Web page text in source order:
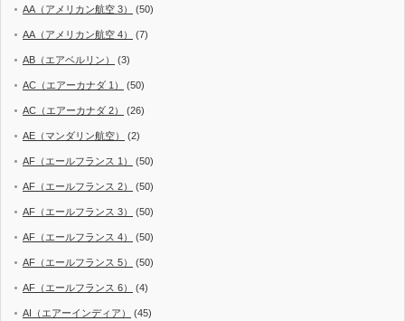
AA（アメリカン航空 3） (50)
AA（アメリカン航空 4） (7)
AB（エアベルリン） (3)
AC（エアーカナダ 1） (50)
AC（エアーカナダ 2） (26)
AE（マンダリン航空） (2)
AF（エールフランス 1） (50)
AF（エールフランス 2） (50)
AF（エールフランス 3） (50)
AF（エールフランス 4） (50)
AF（エールフランス 5） (50)
AF（エールフランス 6） (4)
AI（エアーインディア） (45)